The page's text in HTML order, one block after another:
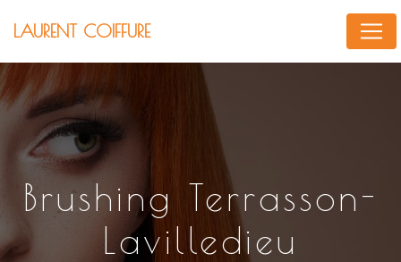
LAURENT COIFFURE
brushing Terrasson-
Lavilledieu